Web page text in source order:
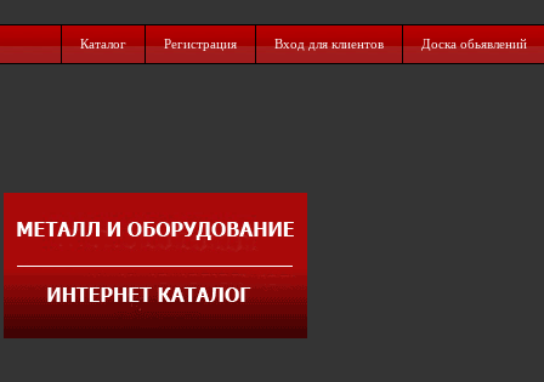
Каталог Регистрация Вход для клиентов Доска обьявлений